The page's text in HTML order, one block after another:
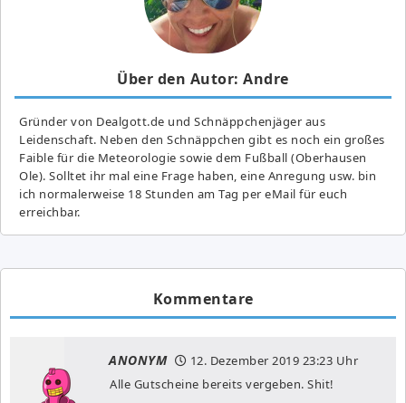
Über den Autor: Andre
Gründer von Dealgott.de und Schnäppchenjäger aus
Leidenschaft. Neben den Schnäppchen gibt es noch ein großes
Fai­ble für die Meteorologie sowie dem Fußball (Oberhausen
Ole). Solltet ihr mal eine Frage haben, eine Anregung usw. bin
ich normalerweise 18 Stunden am Tag per eMail für euch
erreichbar.
Kommentare
ANONYM 12. Dezember 2019 23:23 Uhr
Alle Gutscheine bereits vergeben. Shit!